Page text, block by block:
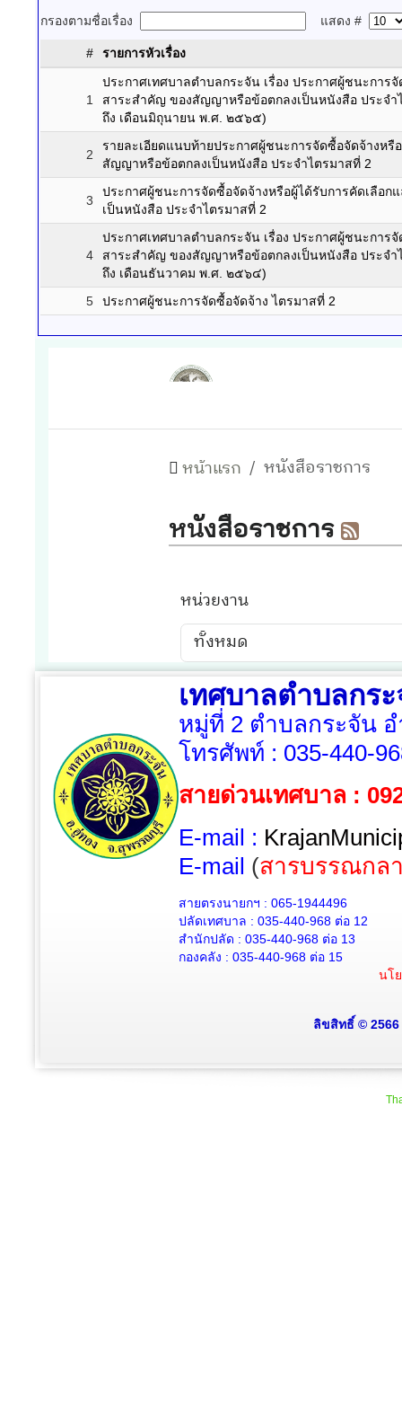
กรองตามชื่อเรื่อง แสดง #
# รายการหัวเรื่อง
1
ประกาศเทศบาลตำบลกระจัน เรื่อง ประกาศผู้ชนะการ
สาระสำคัญ ของสัญญาหรือข้อตกลงเป็นหนังสือ ประจ
ถึง เดือนมิถุนายน พ.ศ. ๒๕๖๕)
2
รายละเอียดแนบท้ายประกาศผู้ชนะการจัดซื้อจัดจ้างห
สัญญาหรือข้อตกลงเป็นหนังสือ ประจำไตรมาสที่ 2
3
ประกาศผู้ชนะการจัดซื้อจัดจ้างหรือผู้ได้รับการคัดเลือ
เป็นหนังสือ ประจำไตรมาสที่ 2
4
ประกาศเทศบาลตำบลกระจัน เรื่อง ประกาศผู้ชนะการ
สาระสำคัญ ของสัญญาหรือข้อตกลงเป็นหนังสือ ประจ
ถึง เดือนธันวาคม พ.ศ. ๒๕๖๔)
5
ประกาศผู้ชนะการจัดซื้อจัดจ้าง ไตรมาสที่ 2
เทศบาลตำบลกร
หมู่ที่ 2 ตำบลกระจัน
โทรศัพท์ : 035-440-
สายด่วนเทศบาล :
E-mail :
E-mail (สารบรรณกล
สายตรงนายกฯ : 065-1944496
ปลัดเทศบาล : 035-440-968 ต่อ 12
สำนักปลัด : 035-440-968 ต่อ 13
กองคลัง : 035-440-968 ต่อ 15
นโ
ลิขสิทธิ์ © 2566